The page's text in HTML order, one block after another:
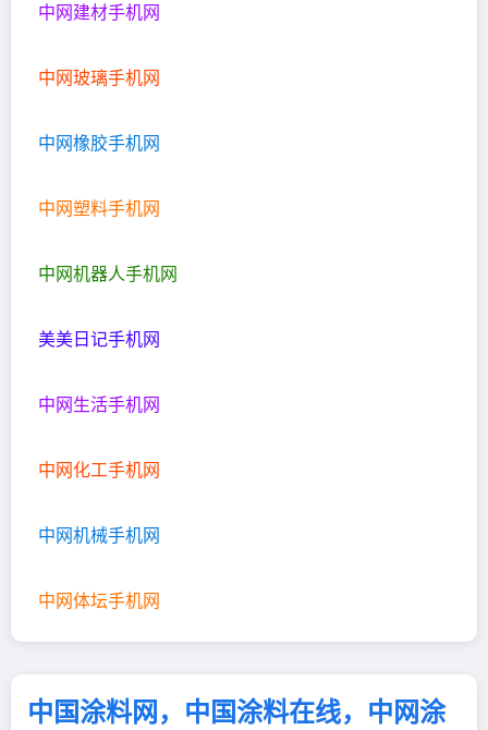
中网建材手机网
中网玻璃手机网
中网橡胶手机网
中网塑料手机网
中网机器人手机网
美美日记手机网
中网生活手机网
中网化工手机网
中网机械手机网
中网体坛手机网
中国涂料网，中国涂料在线，中网涂